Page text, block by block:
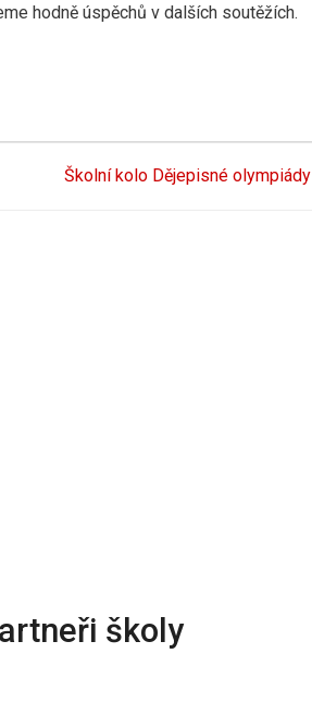
hodně úspěchů v dalších soutěžích.
Školní kolo Dějepisné olympiády
školy